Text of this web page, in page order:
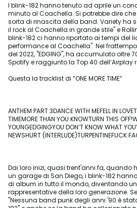
I blink-182 hanno tenuto ad aprile un
minuto al Coachella. Si potrebbe dire
sorta di rinascita della band. Variety ha
il rock al Coachella in grande stile" e
blink-182 ci hanno riportato ai tempi del
performance al Coachella". Nel
del 2022, "EDGING", ha accumulato oltre
Spotify e raggiunto la Top 40
Questa la tracklist di “ONE MORE TIME”
ANTHEM PART 3DANCE WITH MEFELL IN
TIMEMORE THAN YOU KNOWTURN THIS
YOUNGEDGINGYOU DON’T KNOW WHAT
NEWSHURT (INTERLUDE)TURPENTINEFUCK
Dai loro inizi, quasi trent'anni fa, quando
un garage di San Diego, i blink-182
di album in tutto il mondo, diventando
rappresentative della loro generazione.
"Nessuna band punk degli anni '90 è